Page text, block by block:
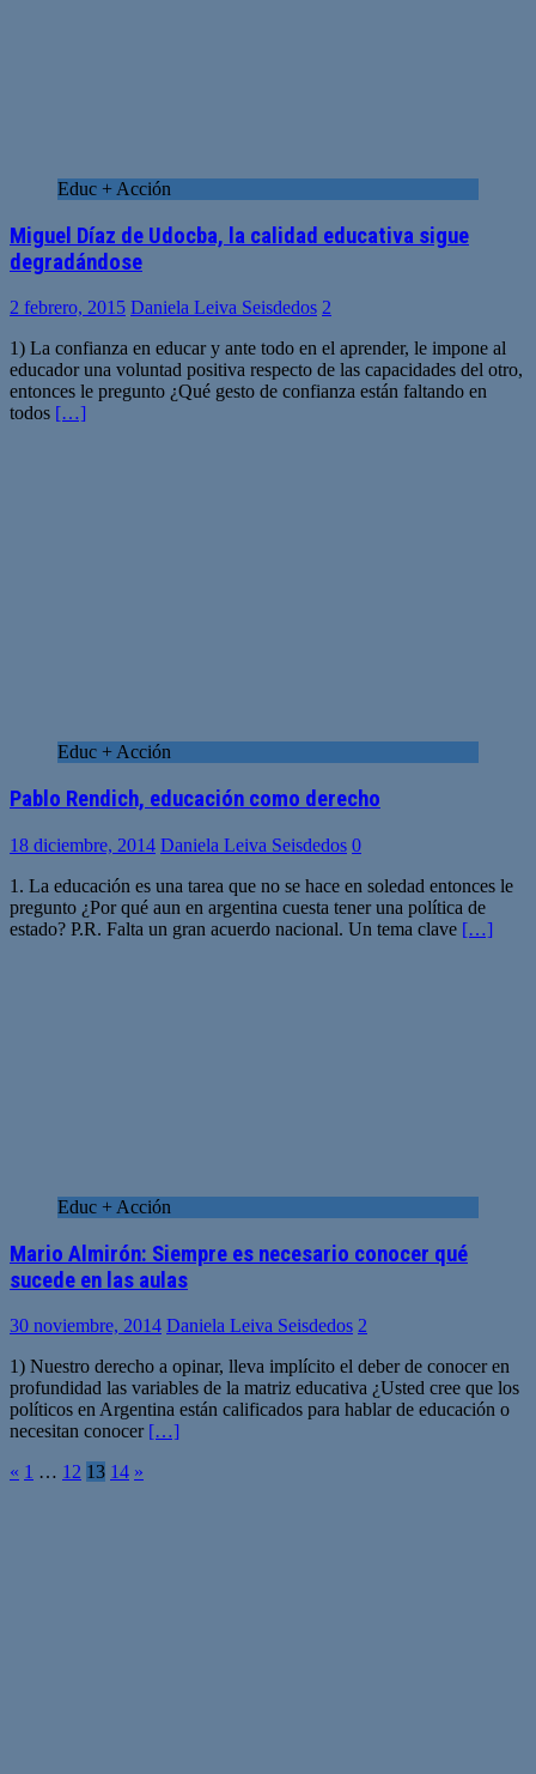
Educ + Acción
Miguel Díaz de Udocba, la calidad educativa sigue
degradándose
2 febrero, 2015 Daniela Leiva Seisdedos 2
1) La confianza en educar y ante todo en el aprender, le impone al
educador una voluntad positiva respecto de las capacidades del otro,
entonces le pregunto ¿Qué gesto de confianza están faltando en
todos […]
Educ + Acción
Pablo Rendich, educación como derecho
18 diciembre, 2014 Daniela Leiva Seisdedos 0
1. La educación es una tarea que no se hace en soledad entonces le
pregunto ¿Por qué aun en argentina cuesta tener una política de
estado? P.R. Falta un gran acuerdo nacional. Un tema clave […]
Educ + Acción
Mario Almirón: Siempre es necesario conocer qué
sucede en las aulas
30 noviembre, 2014 Daniela Leiva Seisdedos 2
1) Nuestro derecho a opinar, lleva implícito el deber de conocer en
profundidad las variables de la matriz educativa ¿Usted cree que los
políticos en Argentina están calificados para hablar de educación o
necesitan conocer […]
Paginación
« 1 … 12 13 14 »